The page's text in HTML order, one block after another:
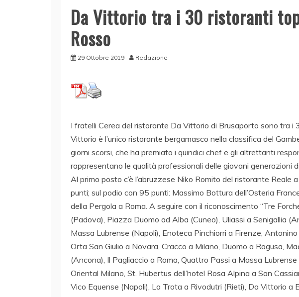
Da Vittorio tra i 30 ristoranti
Rosso
29 Ottobre 2019 Redazione
I fratelli Cerea del ristorante Da Vittorio di Brusaporto sono tra i
Vittorio è l’unico ristorante bergamasco nella classifica del
giorni scorsi, che ha premiato i quindici chef e gli altrettanti
rappresentano le qualità professionali delle giovani generazioni
Al primo posto c’è l’abruzzese Niko Romito del ristorante Reale
punti; sul podio con 95 punti: Massimo Bottura dell’Osteria
della Pergola a Roma. A seguire con il riconoscimento “Tre
(Padova), Piazza Duomo ad Alba (Cuneo), Uliassi a Senigallia
Massa Lubrense (Napoli), Enoteca Pinchiorri a Firenze,
Orta San Giulio a Novara, Cracco a Milano, Duomo a Ragusa,
(Ancona), Il Pagliaccio a Roma, Quattro Passi a Massa
Oriental Milano, St. Hubertus dell’hotel Rosa Alpina a San
Vico Equense (Napoli), La Trota a Rivodutri (Rieti), Da Vittorio a